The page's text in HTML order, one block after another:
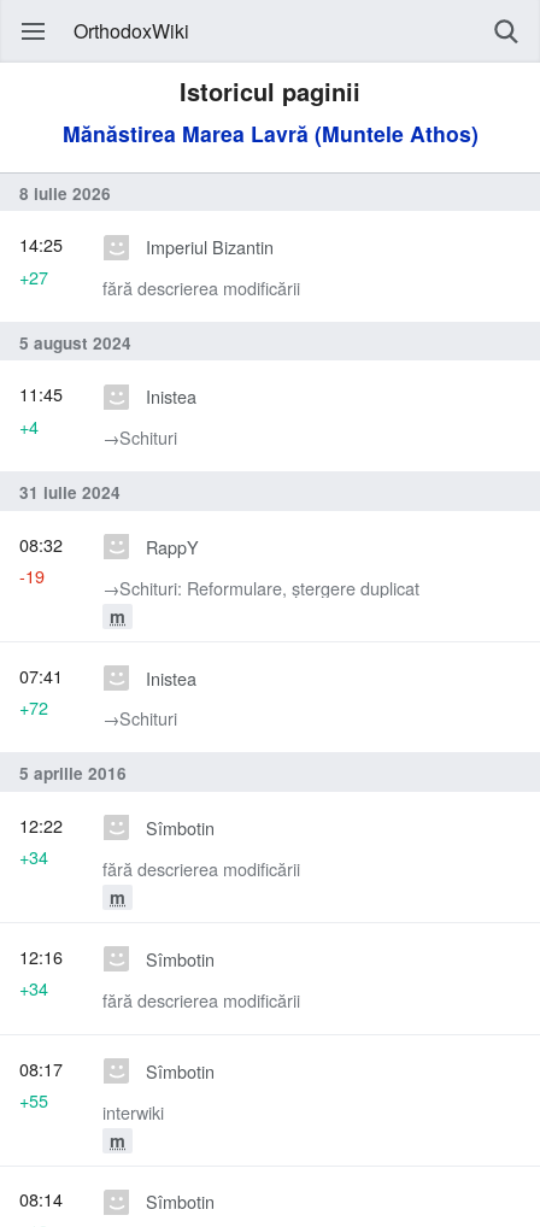
OrthodoxWiki
Istoricul paginii
Mănăstirea Marea Lavră (Muntele Athos)
8 iulie 2026
Imperiul Bizantin
fără descrierea modificării
14:25
+27
5 august 2024
Inistea
→‎Schituri
11:45
+4
31 iulie 2024
RappY
→‎Schituri: Reformulare, ștergere duplicat
m
08:32
-19
Inistea
→‎Schituri
07:41
+72
5 aprilie 2016
Sîmbotin
fără descrierea modificării
m
12:22
+34
Sîmbotin
fără descrierea modificării
12:16
+34
Sîmbotin
interwiki
m
08:17
+55
Sîmbotin
08:14